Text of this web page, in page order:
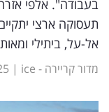
שיווק
ופרסום
משפט
מדדים
בעבודה". אלפי
תעסוקה ארצי
אל-על, ביתילי
מדור קריירה - ice |